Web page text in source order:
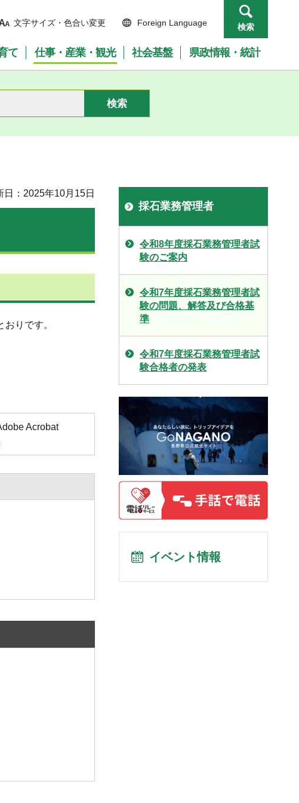
文字サイズ・色合い変更 Foreign Language 検索
て 仕事・産業・観光 社会基盤 県政情報・統計
日：2025年10月15日
りです。
Acrobat
採石業務管理者
令和8年度採石業務管理者試
験のご案内
令和7年度採石業務管理者試
験の問題、解答及び合格基
準
令和7年度採石業務管理者試
験合格者の発表
イベント情報